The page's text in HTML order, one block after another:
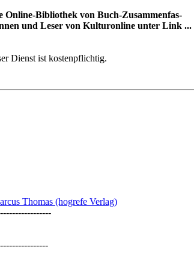
Online-Bibliothek von Buch-Zusammenfas-
und Leser von Kulturonline unter Link ...
Dienst ist kostenpflichtig.